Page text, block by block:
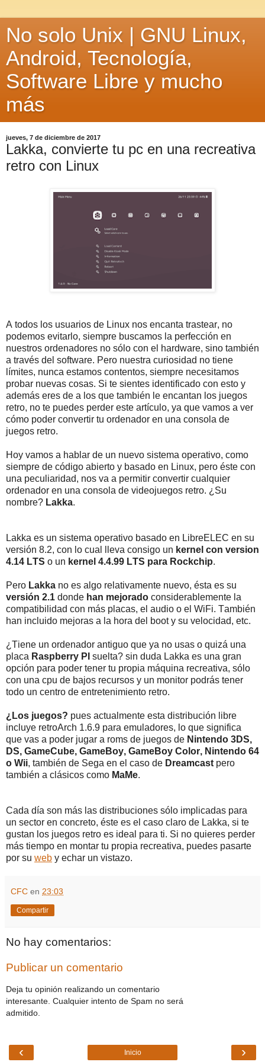
No solo Unix | GNU Linux,
Android, Tecnología,
Software Libre y mucho
más
jueves, 7 de diciembre de 2017
Lakka, convierte tu pc en una recreativa
retro con Linux
A todos los usuarios de Linux nos encanta trastear, no
podemos evitarlo, siempre buscamos la perfección en
nuestros ordenadores no sólo con el hardware, sino también
a través del software. Pero nuestra curiosidad no tiene
límites, nunca estamos contentos, siempre necesitamos
probar nuevas cosas. Si te sientes identificado con esto y
además eres de a los que también le encantan los juegos
retro, no te puedes perder este artículo, ya que vamos a ver
cómo poder convertir tu ordenador en una consola de
juegos retro.
Hoy vamos a hablar de un nuevo sistema operativo, como
siempre de código abierto y basado en Linux, pero éste con
una peculiaridad, nos va a permitir convertir cualquier
ordenador en una consola de videojuegos retro. ¿Su
nombre? Lakka.
Lakka es un sistema operativo basado en LibreELEC en su
versión 8.2, con lo cual lleva consigo un kernel con version
4.14 LTS o un kernel 4.4.99 LTS para Rockchip.
Pero Lakka no es algo relativamente nuevo, ésta es su
versión 2.1 donde han mejorado considerablemente la
compatibilidad con más placas, el audio o el WiFi. También
han incluido mejoras a la hora del boot y su velocidad, etc.
¿Tiene un ordenador antiguo que ya no usas o quizá una
placa Raspberry PI suelta? sin duda Lakka es una gran
opción para poder tener tu propia máquina recreativa, sólo
con una cpu de bajos recursos y un monitor podrás tener
todo un centro de entretenimiento retro.
¿Los juegos? pues actualmente esta distribución libre
incluye retroArch 1.6.9 para emuladores, lo que significa
que vas a poder jugar a roms de juegos de Nintendo 3DS,
DS, GameCube, GameBoy, GameBoy Color, Nintendo 64
o Wii, también de Sega en el caso de Dreamcast pero
también a clásicos como MaMe.
Cada día son más las distribuciones sólo implicadas para
un sector en concreto, éste es el caso claro de Lakka, si te
gustan los juegos retro es ideal para ti. Si no quieres perder
más tiempo en montar tu propia recreativa, puedes pasarte
por su web y echar un vistazo.
CFC en 23:03
Compartir
No hay comentarios:
Publicar un comentario
Deja tu opinión realizando un comentario
interesante. Cualquier intento de Spam no será
admitido.
‹ ›
Inicio